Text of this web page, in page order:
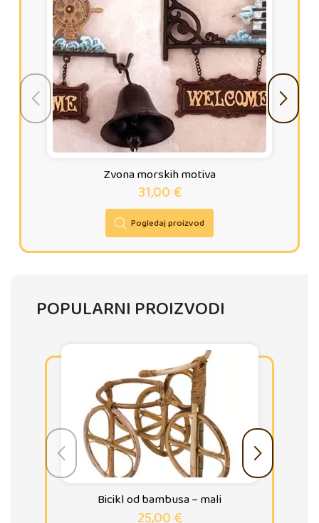
Zvona morskih motiva
31,00€
Pogledaj proizvod
POPULARNI PROIZVODI
Bicikl od bambusa – mali
25,00€